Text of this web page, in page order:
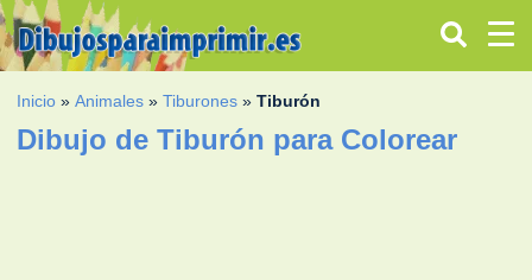
Inicio »Animales »Tiburones »Tiburón
Dibujo de Tiburón para Colorear